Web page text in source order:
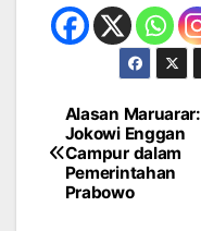
Navigasi
pos
Alasan Maruarar:
Jokowi Enggan
Campur dalam
Pemerintahan
Prabowo